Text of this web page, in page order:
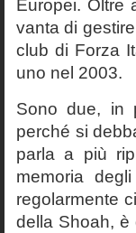
Europei. Oltre
vanta di
club di Forza
uno nel 2003.
Sono due, in
perché si
parla a più
memoria
regolarmente
della Shoah, è